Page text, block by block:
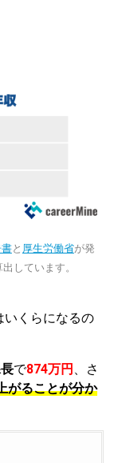
と 厚生労働省が発
しています。
いくらになるの
で874万円
、さ
がることが分か